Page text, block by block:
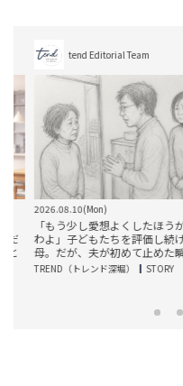
tend Editorial Team
2026.08.10(Mon)
「もう少し愛想よくしたほうが
わよ」子どもたちを評価し続け
母。だが、夫が初めて止めた瞬間
TREND（トレンド深堀） STORY